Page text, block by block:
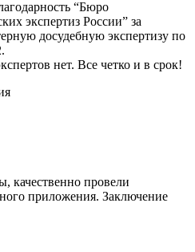
“Бюро
экспертиз России” за
досудебную экспертизу по
нет. Все четко и в срок!
качественно провели
приложения. Заключение